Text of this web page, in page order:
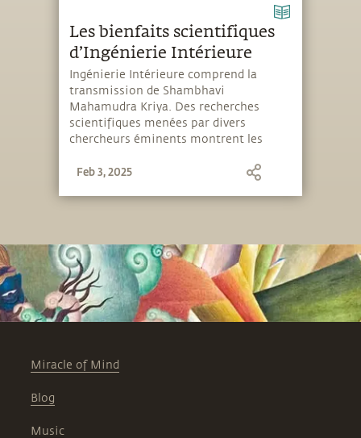
Les bienfaits scientifiques
d’Ingénierie Intérieure
Ingénierie Intérieure comprend la
transmission de Shambhavi
Mahamudra Kriya. Des recherches
scientifiques menées par divers
chercheurs éminents montrent les
yogique.
Feb 3, 2025
Miracle of Mind
Blog
Music